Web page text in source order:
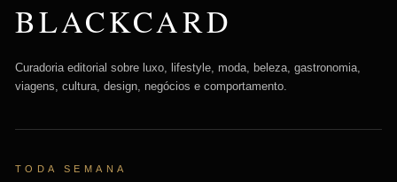
BLACKCARD
Curadoria editorial sobre luxo, lifestyle, moda, beleza, gastronomia,
viagens, cultura, design, negócios e comportamento.
TODA SEMANA